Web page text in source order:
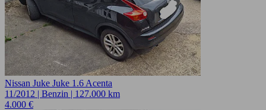
Nissan Juke Juke 1.6 Acenta
11/2012 | Benzin | 127.000 km
4.000 €